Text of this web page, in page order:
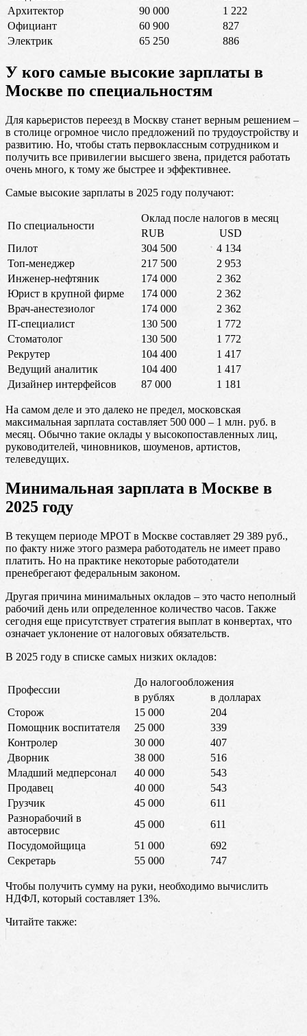
Архитектор
90 000
1 222
Официант
60 900
827
Электрик
65 250 886
У кого самые высокие зарплаты в
Москве по специальностям
Для карьеристов переезд в Москву станет верным решением –
в столице огромное число предложений по трудоустройству и
развитию. Но, чтобы стать первоклассным сотрудником и
получить все привилегии высшего звена, придется работать
очень много, к тому же быстрее и эффективнее.
Самые высокие зарплаты в 2025 году получают:
По специальности
Оклад после налогов в месяц
RUB
USD
Пилот
304 500
4 134
Топ-менеджер
217 500
2 953
Инженер-нефтяник
174 000
2 362
Юрист в крупной фирме
174 000
2 362
Врач-анестезиолог
174 000
2 362
IT-специалист
130 500
1 772
Стоматолог
130 500
1 772
Рекрутер
104 400
1 417
Ведущий аналитик
104 400
1 417
Дизайнер интерфейсов
87 000 1 181
На самом деле и это далеко не предел, московская
максимальная зарплата составляет 500 000 – 1 млн. руб. в
месяц. Обычно такие оклады у высокопоставленных лиц,
руководителей, чиновников, шоуменов, артистов,
телеведущих.
Минимальная зарплата в Москве в
2025 году
В текущем периоде МРОТ в Москве составляет 29 389 руб.,
по факту ниже этого размера работодатель не имеет право
платить. Но на практике некоторые работодатели
пренебрегают федеральным законом.
Другая причина минимальных окладов – это часто неполный
рабочий день или определенное количество часов. Также
сегодня еще присутствует стратегия выплат в конвертах, что
означает уклонение от налоговых обязательств.
В 2025 году в списке самых низких окладов:
Профессии
До налогообложения
в рублях
в долларах
Сторож
15 000
204
Помощник воспитателя
25 000
339
Контролер
30 000
407
Дворник
38 000
516
Младший медперсонал
40 000
543
Продавец
40 000
543
Грузчик
45 000
611
Разнорабочий в
автосервис
45 000
611
Посудомойщица
51 000
692
Секретарь
55 000 747
Чтобы получить сумму на руки, необходимо вычислить
НДФЛ, который составляет 13%.
Читайте также: